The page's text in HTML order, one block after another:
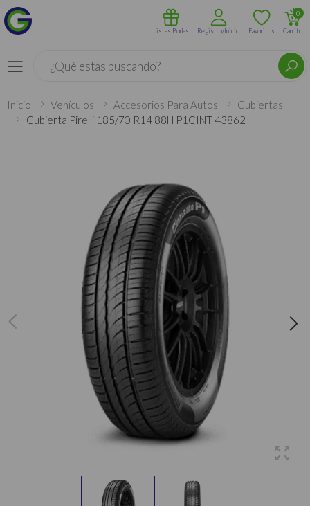
Menú
Listas Bodas Registro/Inicio Favoritos Carrito
0
Inicio Vehículos Accesorios Para Autos
Cubiertas
Cubierta Pirelli 185/70 R14 88H P1CINT 43862